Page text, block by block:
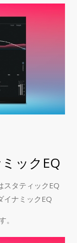
ックEQ
スタティックEQ
イナミックEQ
。